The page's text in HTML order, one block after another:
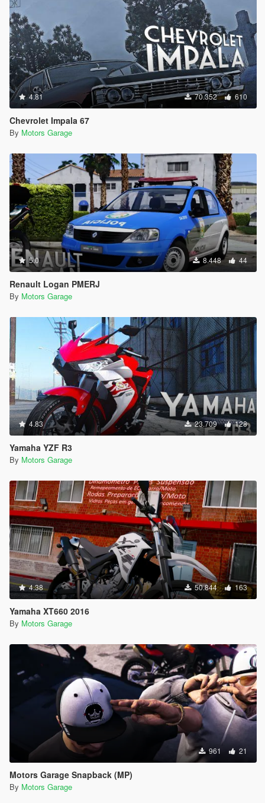
4.81 70.352 610
Chevrolet Impala 67
By Motors Garage
5.0 8.448 44
Renault Logan PMERJ
By Motors Garage
4.83 23.709 128
Yamaha YZF R3
By Motors Garage
4.38 50.844 163
Yamaha XT660 2016
By Motors Garage
961 21
Motors Garage Snapback (MP)
By Motors Garage